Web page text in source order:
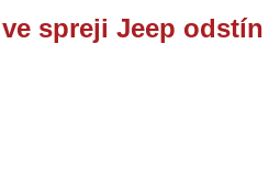
spreji Jeep odstín